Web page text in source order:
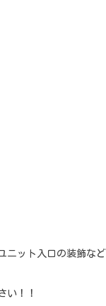
ニット入口の装飾など
い！！